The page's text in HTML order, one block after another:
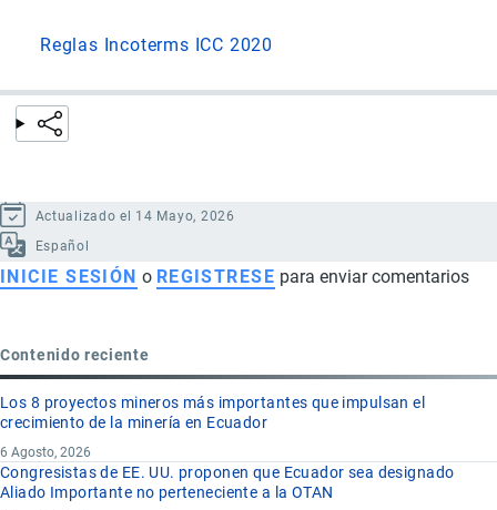
Reglas Incoterms ICC 2020
Actualizado el 14 Mayo, 2026
Español
INICIE SESIÓN o REGISTRESE para enviar comentarios
Contenido reciente
Los 8 proyectos mineros más importantes que impulsan el
crecimiento de la minería en Ecuador
6 Agosto, 2026
Congresistas de EE. UU. proponen que Ecuador sea designado
Aliado Importante no perteneciente a la OTAN